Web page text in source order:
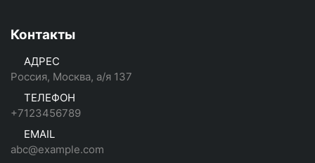
Контакты
АДРЕС
Россия, Москва, а/я 137
ТЕЛЕФОН
+7123456789
EMAIL
abc@example.com